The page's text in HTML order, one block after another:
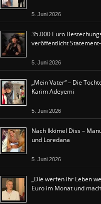
5. Juni 2026
35.000 Euro
veröffentlicht
5. Juni 2026
„Mein Vater“ – Die
Karim Adeyemi
5. Juni 2026
Nach Ikkimel Diss –
und Loredana
5. Juni 2026
„Die werfen ihr Leben
Euro im Monat und